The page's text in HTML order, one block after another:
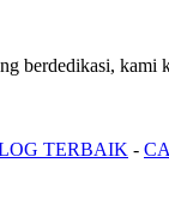
berdedikasi,
TERBAIK -